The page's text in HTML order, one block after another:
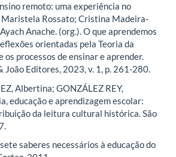
remoto: uma experiência no
Maristela Rossato; Cristina Madeira-
Anache. (org.). O que aprendemos
orientadas pela Teoria da
os processos de ensinar e aprender.
João Editores, 2023, v. 1, p. 261-280.
Albertina; GONZÁLEZ REY,
educação e aprendizagem escolar:
da leitura cultural histórica. São
saberes necessários à educação do